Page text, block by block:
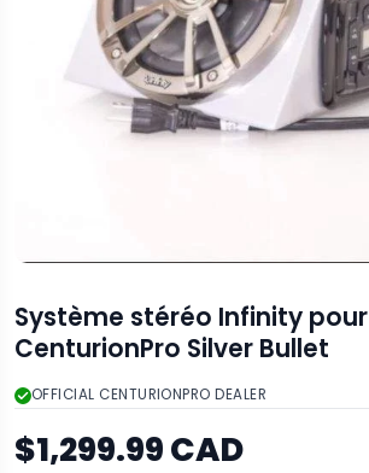
Système stéréo Infinity pour
CenturionPro Silver Bullet
OFFICIAL CENTURIONPRO DEALER
$1,299.99 CAD